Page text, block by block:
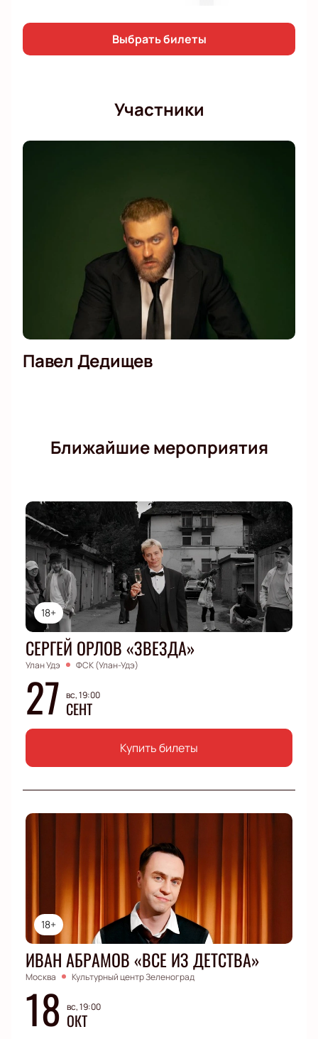
Выбрать билеты
Участники
Павел Дедищев
Ближайшие мероприятия
18+
СЕРГЕЙ ОРЛОВ «ЗВЕЗДА»
Улан Удэ ФСК (Улан-Удэ)
27 вс, 19:00
СЕНТ
Купить билеты
18+
ИВАН АБРАМОВ «ВСЕ ИЗ ДЕТСТВА»
Москва Культурный центр Зеленоград
18 вс, 19:00
ОКТ